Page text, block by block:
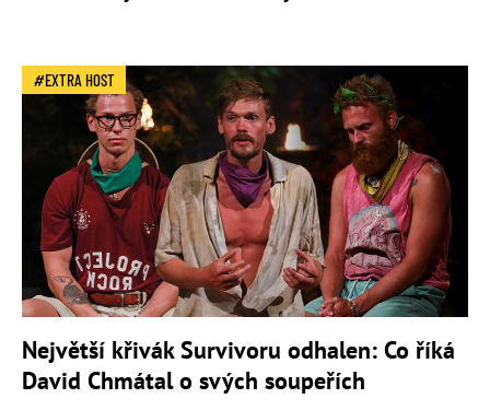
EXTRA HOST
Největší křivák Survivoru odhalen: Co říká
David Chmátal o svých soupeřích